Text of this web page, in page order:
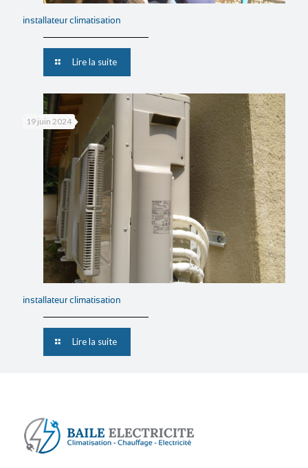
installateur climatisation
Lire la suite
19 juin 2024
installateur climatisation
Lire la suite